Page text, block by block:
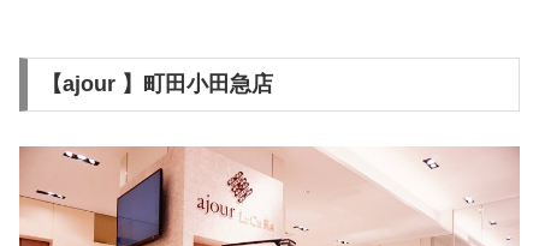
【ajour 】町田小田急店